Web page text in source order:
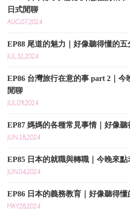
日式閒聊
AUG.07,2024
EP88 尾道的魅力｜好像聽得懂的
JUL.31,2024
EP86 台灣旅行在意的事 part 2｜今
閒聊
JUL.09,2024
EP87 媽媽的各種常見事情｜好像
JUN.18,2024
EP85 日本的就職與轉職｜今晚來
JUN.04,2024
EP86 日本的義務教育｜好像聽得
MAY.28,2024